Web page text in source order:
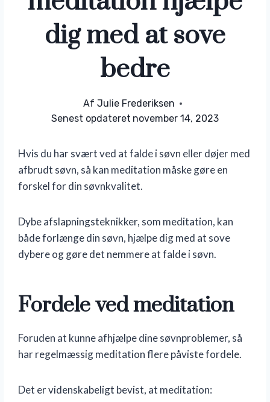
dig med at sove
bedre
Af Julie Frederiksen
Senest opdateret november 14, 2023
Hvis du har svært ved at falde i søvn eller døjer med
afbrudt søvn, så kan meditation måske gøre en
forskel for din søvnkvalitet.
Dybe afslapningsteknikker, som meditation, kan
både forlænge din søvn, hjælpe dig med at sove
dybere og gøre det nemmere at falde i søvn.
Fordele ved meditation
Foruden at kunne afhjælpe dine søvnproblemer, så
har regelmæssig meditation flere påviste fordele.
Det er videnskabeligt bevist, at meditation: